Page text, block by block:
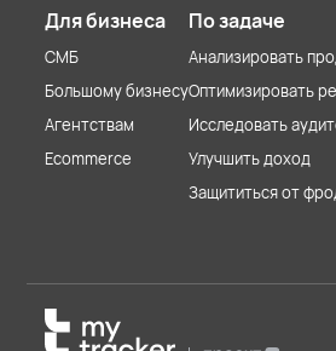
Для бизнеса
СМБ
Большому бизнесу
Агентствам
Ecommerce
По задаче
Анализировать
Оптимизировать
Исследовать
Улучшить доход
Защититься от